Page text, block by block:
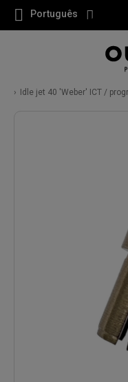
Português
Idle jet 40 'Weber' ICT /